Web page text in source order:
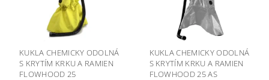
KUKLA CHEMICKY ODOLNÁ
S KRYTÍM KRKU A RAMIEN
FLOWHOOD 25
KUKLA CHEMICKY ODOLNÁ
S KRYTÍM KRKU A RAMIEN
FLOWHOOD 25 AS